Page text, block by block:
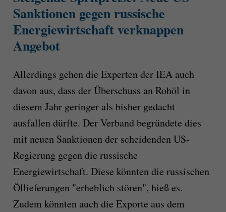
Sanktionen gegen russische
Energiewirtschaft verknappen
Angebot
Allerdings gehen die Experten der IEA auch
davon aus, dass der Überschuss an Rohöl in
diesem Jahr geringer als bisher gedacht
ausfallen dürfte. Der Verband begründete dies
mit neuen Sanktionen der scheidenden US-
Regierung gegen die russische
Energiewirtschaft. Diese könnten die russischen
Öllieferungen "erheblich stören", hieß es.
Zudem könnten auch die Exporte aus dem